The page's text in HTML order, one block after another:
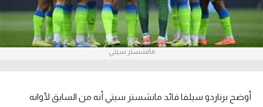
بطولات
أمريكا 2026
الدوري الإنجليزي الممتاز
مانشستر سيتي
أوضح برناردو سيلفا قائد مانشستر سيتي أنه من السابق لأوانه